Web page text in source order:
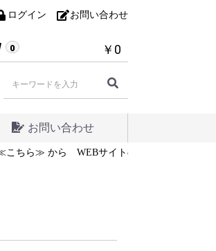
ログイン お問い合わせ
0 ￥0
お問い合わせ
こちら≫ から WEBサイトの制作相談・ご依